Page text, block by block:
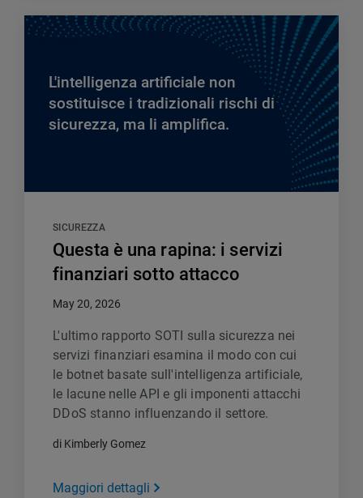
L'intelligenza artificiale non
sostituisce i tradizionali rischi di
sicurezza, ma li amplifica.
SICUREZZA
Questa è una rapina: i servizi
finanziari sotto attacco
May 20, 2026
L'ultimo rapporto SOTI sulla sicurezza nei
servizi finanziari esamina il modo con cui
le botnet basate sull'intelligenza artificiale,
le lacune nelle API e gli imponenti attacchi
DDoS stanno influenzando il settore.
di Kimberly Gomez
Maggiori dettagli